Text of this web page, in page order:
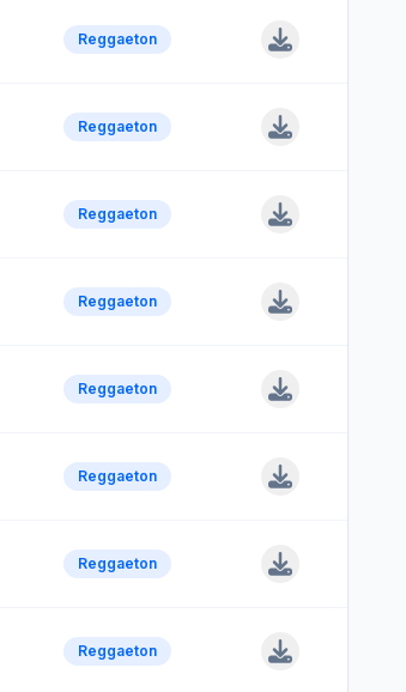
Reggaeton
Reggaeton
Reggaeton
Reggaeton
Reggaeton
Reggaeton
Reggaeton
Reggaeton